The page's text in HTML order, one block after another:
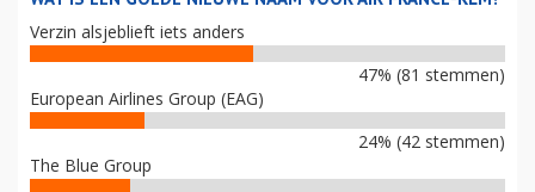
Verzin alsjeblieft iets anders
47% (81 stemmen)
European Airlines Group (EAG)
24% (42 stemmen)
The Blue Group